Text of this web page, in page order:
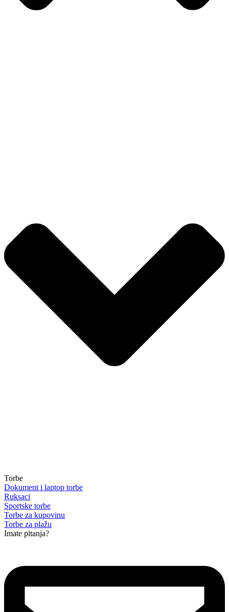
Torbe
Dokument i laptop torbe
Ruksaci
Sportske torbe
Torbe za kupovinu
Torbe za plažu
Imate pitanja?